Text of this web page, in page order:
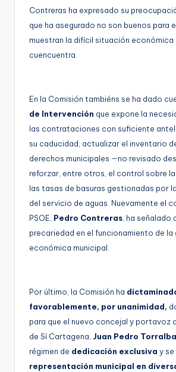
Contreras ha expresado su
que ha asegurado no son buenos para
muestran la difícil situación económica
cuencuentra.
En la Comisión tambiéns se ha dado
de Intervención que expone la
las contrataciones con suficiente
su caducidad, actualizar el inventario
derechos municipales —no revisado
reforzar, entre otros, el control sobre
las tasas de basuras gestionadas por
del servicio de aguas. Nuevamente el
PSOE, Pedro Contreras, ha señalado
precariedad en el funcionamiento de la
económica municipal.
Por último, la Comisión ha
favorablemente, por unanimidad,
para que el nuevo concejal y portavoz
de Sí Cartagena, Juan Pedro Torralba
régimen de dedicación exclusiva y
representación municipal en